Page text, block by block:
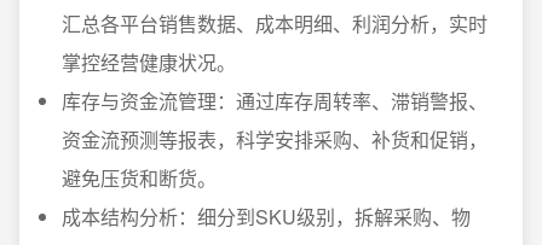
汇总各平台销售数据、成本明细、利润分析，实时
掌控经营健康状况。
库存与资金流管理：通过库存周转率、滞销警报、
资金流预测等报表，科学安排采购、补货和促销，
避免压货和断货。
成本结构分析：细分到SKU级别，拆解采购、物